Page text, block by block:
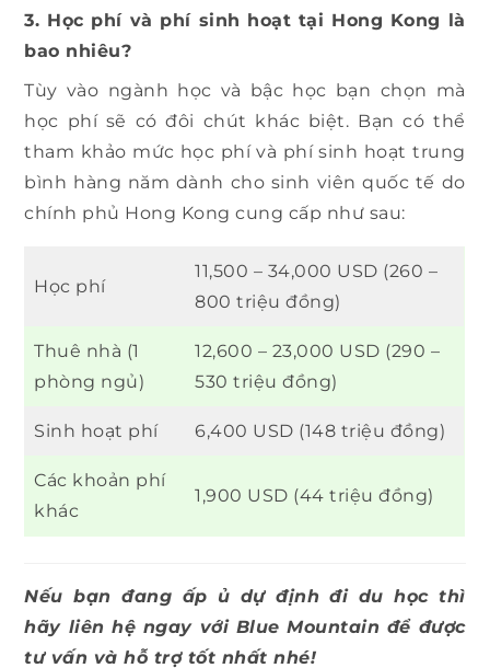
3. Học phí và phí sinh hoạt tại Hong Kong là
bao nhiêu?
Tùy vào ngành học và bậc học bạn chọn mà
học phí sẽ có đôi chút khác biệt. Bạn có thể
tham khảo mức học phí và phí sinh hoạt trung
bình hàng năm dành cho sinh viên quốc tế do
chính phủ Hong Kong cung cấp như sau:
Học phí
11,500 – 34,000 USD (260 –
800 triệu đồng)
Thuê nhà (1
phòng ngủ)
12,600 – 23,000 USD (290 –
530 triệu đồng)
Sinh hoạt phí 6,400 USD (148 triệu đồng)
Các khoản phí
khác
1,900 USD (44 triệu đồng)
Nếu bạn đang ấp ủ dự định đi du học thì
hãy liên hệ ngay với Blue Mountain để được
tư vấn và hỗ trợ tốt nhất nhé!